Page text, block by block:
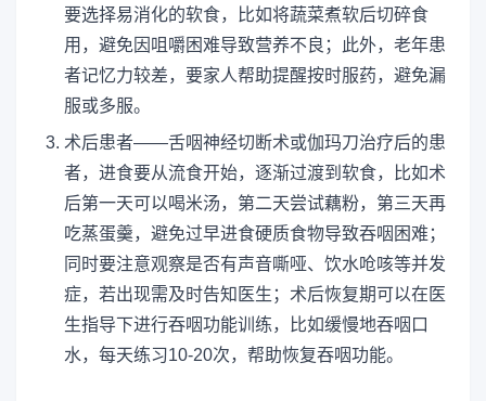
要选择易消化的软食，比如将蔬菜煮软后切碎食
用，避免因咀嚼困难导致营养不良；此外，老年患
者记忆力较差，要家人帮助提醒按时服药，避免漏
服或多服。
术后患者——舌咽神经切断术或伽玛刀治疗后的患
者，进食要从流食开始，逐渐过渡到软食，比如术
后第一天可以喝米汤，第二天尝试藕粉，第三天再
吃蒸蛋羹，避免过早进食硬质食物导致吞咽困难；
同时要注意观察是否有声音嘶哑、饮水呛咳等并发
症，若出现需及时告知医生；术后恢复期可以在医
生指导下进行吞咽功能训练，比如缓慢地吞咽口
水，每天练习10-20次，帮助恢复吞咽功能。